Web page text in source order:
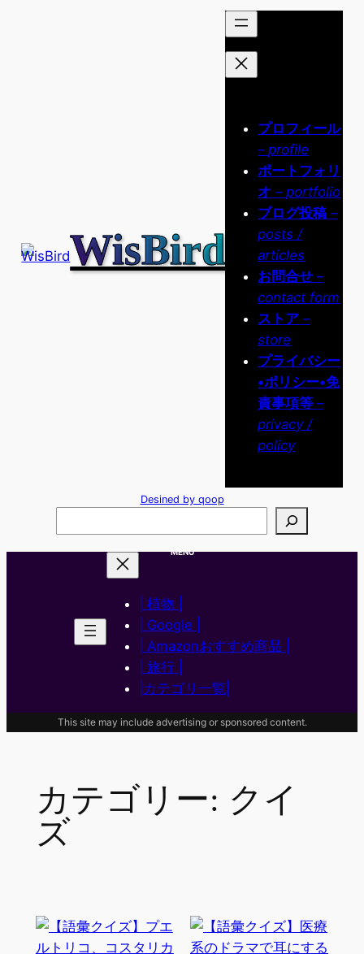
WisBird
プロフィール
– profile
ポートフォリ
オ – portfolio
ブログ投稿 –
posts /
articles
お問合せ –
contact form
ストア –
store
プライバシー
•ポリシー•免
責事項等 –
privacy /
policy
Desined by qoop
MENU
| 植物 |
| Google |
| Amazonおすすめ商品 |
| 旅行 |
|カテゴリ一覧|
This site may include advertising or sponsored content.
カテゴリー: クイ
ズ